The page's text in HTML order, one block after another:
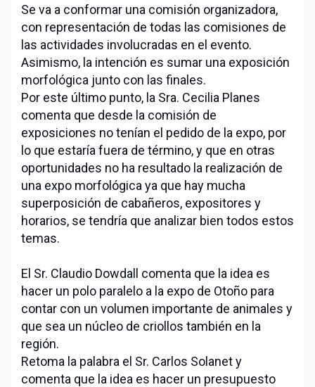
Se va a conformar una comisión organizadora,
con representación de todas las comisiones de
las actividades involucradas en el evento.
Asimismo, la intención es sumar una exposición
morfológica junto con las finales.
Por este último punto, la Sra. Cecilia Planes
comenta que desde la comisión de
exposiciones no tenían el pedido de la expo, por
lo que estaría fuera de término, y que en otras
oportunidades no ha resultado la realización de
una expo morfológica ya que hay mucha
superposición de cabañeros, expositores y
horarios, se tendría que analizar bien todos estos
temas.
El Sr. Claudio Dowdall comenta que la idea es
hacer un polo paralelo a la expo de Otoño para
contar con un volumen importante de animales y
que sea un núcleo de criollos también en la
región.
Retoma la palabra el Sr. Carlos Solanet y
comenta que la idea es hacer un presupuesto